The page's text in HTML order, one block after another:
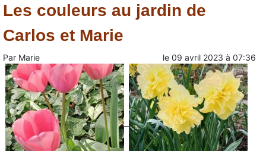
Les couleurs au jardin de
Carlos et Marie
Par Marie le 09 avril 2023 à 07:36